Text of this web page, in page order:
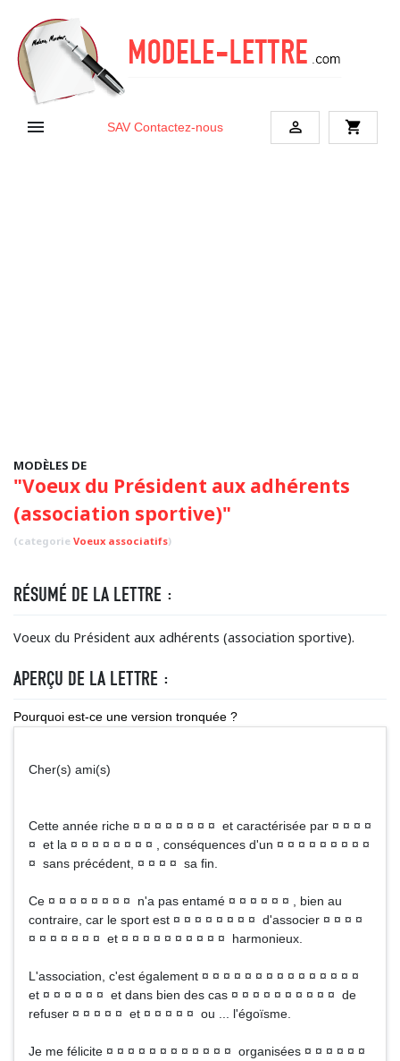
 SAV Contactez-nous  shopping_cart
MODÈLES DE
"Voeux du Président aux adhérents
(association sportive)"
(categorie Voeux associatifs)
RÉSUMÉ DE LA LETTRE :
Voeux du Président aux adhérents (association sportive).
APERÇU DE LA LETTRE :
Pourquoi est-ce une version tronquée ?
Cher(s) ami(s)
Cette année riche ¤ ¤ ¤ ¤ ¤ ¤ ¤ ¤ et caractérisée par ¤ ¤ ¤ ¤
¤ et la ¤ ¤ ¤ ¤ ¤ ¤ ¤ ¤ , conséquences d'un ¤ ¤ ¤ ¤ ¤ ¤ ¤ ¤ ¤
¤ sans précédent, ¤ ¤ ¤ ¤ sa fin.
Ce ¤ ¤ ¤ ¤ ¤ ¤ ¤ ¤ n'a pas entamé ¤ ¤ ¤ ¤ ¤ ¤ , bien au
contraire, car le sport est ¤ ¤ ¤ ¤ ¤ ¤ ¤ ¤ d'associer ¤ ¤ ¤ ¤
¤ ¤ ¤ ¤ ¤ ¤ ¤ et ¤ ¤ ¤ ¤ ¤ ¤ ¤ ¤ ¤ ¤ harmonieux.
L'association, c'est également ¤ ¤ ¤ ¤ ¤ ¤ ¤ ¤ ¤ ¤ ¤ ¤ ¤ ¤ ¤
et ¤ ¤ ¤ ¤ ¤ ¤ et dans bien des cas ¤ ¤ ¤ ¤ ¤ ¤ ¤ ¤ ¤ ¤ de
refuser ¤ ¤ ¤ ¤ ¤ et ¤ ¤ ¤ ¤ ¤ ou ... l'égoïsme.
Je me félicite ¤ ¤ ¤ ¤ ¤ ¤ ¤ ¤ ¤ ¤ ¤ ¤ organisées ¤ ¤ ¤ ¤ ¤ ¤